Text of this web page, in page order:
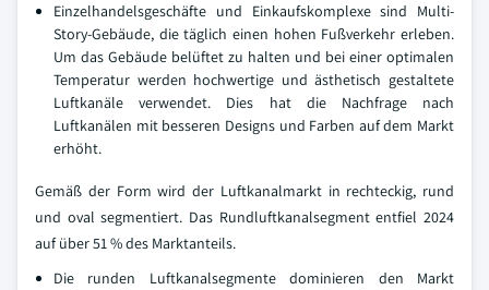
Einzelhandelsgeschäfte und Einkaufskomplexe sind Multi-
Story-Gebäude, die täglich einen hohen Fußverkehr erleben.
Um das Gebäude belüftet zu halten und bei einer optimalen
Temperatur werden hochwertige und ästhetisch gestaltete
Luftkanäle verwendet. Dies hat die Nachfrage nach
Luftkanälen mit besseren Designs und Farben auf dem Markt
erhöht.
Gemäß der Form wird der Luftkanalmarkt in rechteckig, rund
und oval segmentiert. Das Rundluftkanalsegment entfiel 2024
auf über 51 % des Marktanteils.
Die runden Luftkanalsegmente dominieren den Markt